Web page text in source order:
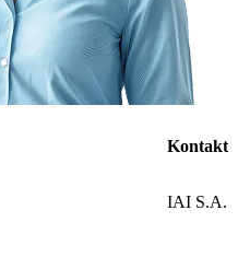
Kontakt
IAI S.A.